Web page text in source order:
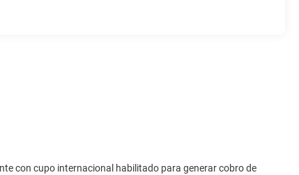
con cupo internacional habilitado para generar cobro de